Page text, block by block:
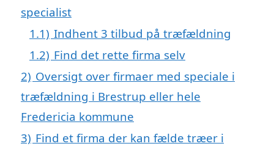
specialist
1.1) Indhent 3 tilbud på træfældning
1.2) Find det rette firma selv
2) Oversigt over firmaer med speciale i
træfældning i Brestrup eller hele
Fredericia kommune
3) Find et firma der kan fælde træer i